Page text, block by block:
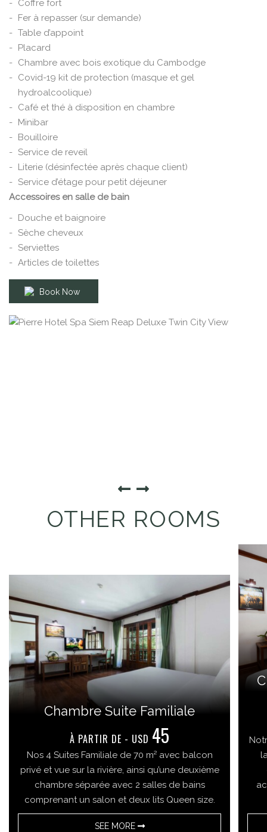
Coffre fort
Fer à repasser (sur demande)
Table d’appoint
Placard
Chambre avec bois exotique du Cambodge
Covid-19 kit de protection (masque et gel
hydroalcoolique)
Café et thé à disposition en chambre
Minibar
Bouilloire
Service de reveil
Literie (désinfectée après chaque client)
Service d’étage pour petit déjeuner
Accessoires en salle de bain
Douche et baignoire
Sèche cheveux
Serviettes
Articles de toilettes
Book Now
OTHER ROOMS
Chambre Suite Familiale
À PARTIR DE - USD​​ 45
Nos 4 Suites Familiale de 70 m² avec balcon
privé et vue sur la rivière, ainsi qu’une deuxième
chambre séparée avec 2 salles de bains
comprenant un salon et deux lits Queen size.
SEE MORE